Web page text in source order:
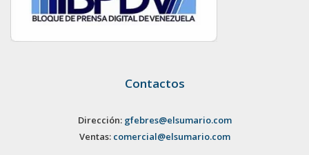
Contactos
Dirección: gfebres@elsumario.com
Ventas: comercial@elsumario.com